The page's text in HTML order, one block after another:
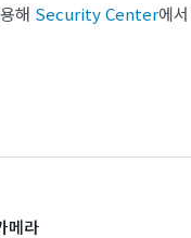
해 Security Center에
메라